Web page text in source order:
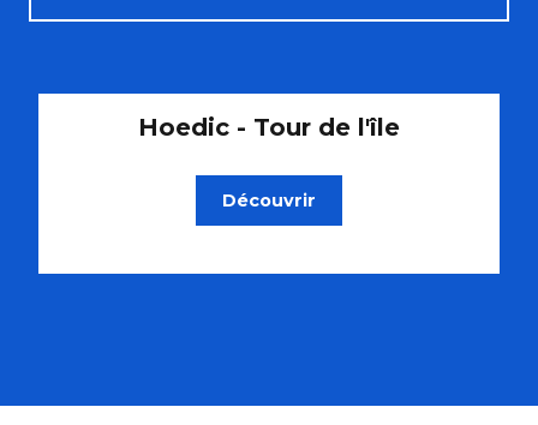
Hoedic - Tour de l'île
Découvrir